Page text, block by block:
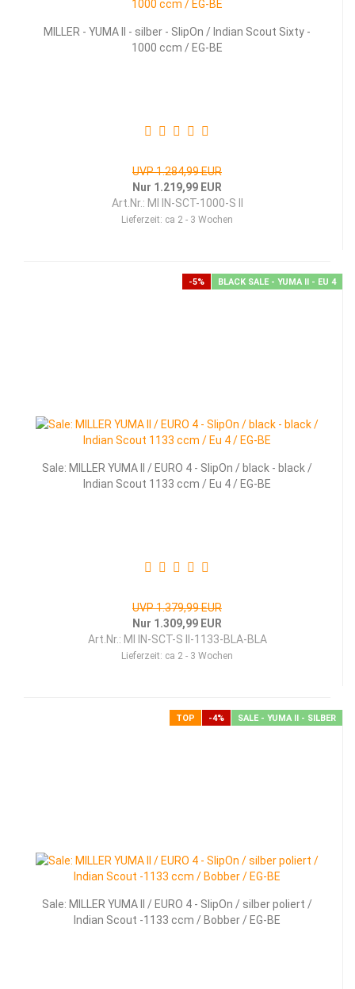
MILLER - YUMA II - silber - SlipOn / Indian Scout Sixty -
1000 ccm / EG-BE
UVP 1.284,99 EUR
Nur 1.219,99 EUR
Art.Nr.: MI IN-SCT-1000-S II
Lieferzeit: ca 2 - 3 Wochen
-5% BLACK SALE - YUMA II - EU 4
Sale: MILLER YUMA II / EURO 4 - SlipOn / black - black /
Indian Scout 1133 ccm / Eu 4 / EG-BE
UVP 1.379,99 EUR
Nur 1.309,99 EUR
Art.Nr.: MI IN-SCT-S II-1133-BLA-BLA
Lieferzeit: ca 2 - 3 Wochen
TOP -4% SALE - YUMA II - SILBER
Sale: MILLER YUMA II / EURO 4 - SlipOn / silber poliert /
Indian Scout -1133 ccm / Bobber / EG-BE